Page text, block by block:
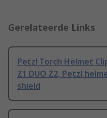
Gerelateerde Links
Petzl Torch Helmet
Z1 DUO Z2, Petzl
shield